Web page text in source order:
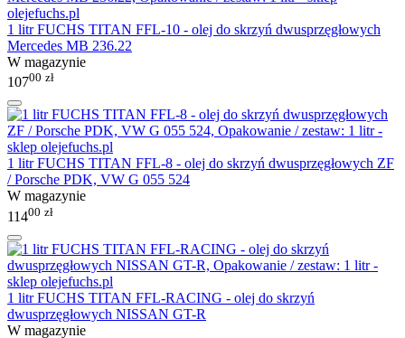
1 litr FUCHS TITAN FFL-10 - olej do skrzyń dwusprzęgłowych
Mercedes MB 236.22
W magazynie
10700 zł
1 litr FUCHS TITAN FFL-8 - olej do skrzyń dwusprzęgłowych ZF
/ Porsche PDK, VW G 055 524
W magazynie
11400 zł
1 litr FUCHS TITAN FFL-RACING - olej do skrzyń
dwusprzęgłowych NISSAN GT-R
W magazynie